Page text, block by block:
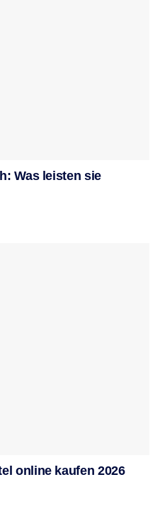
Was leisten sie
online kaufen 2026